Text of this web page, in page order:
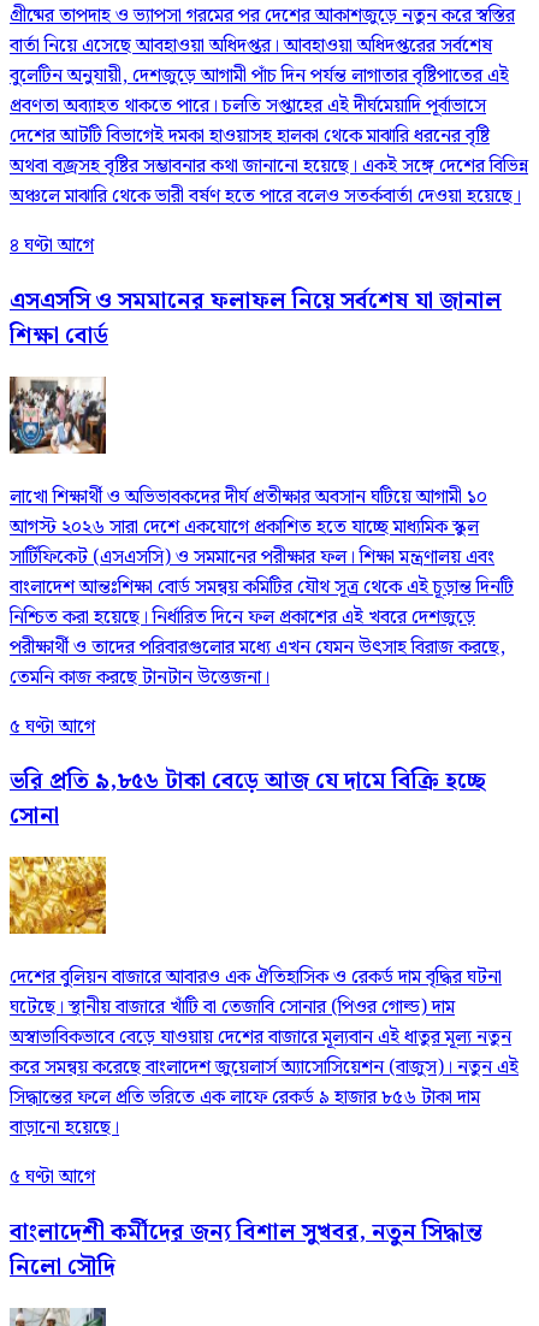
গ্রীষ্মের তাপদাহ ও ভ্যাপসা গরমের পর দেশের আকাশজুড়ে নতুন করে স্বস্তির
বার্তা নিয়ে এসেছে আবহাওয়া অধিদপ্তর। আবহাওয়া অধিদপ্তরের সর্বশেষ
বুলেটিন অনুযায়ী, দেশজুড়ে আগামী পাঁচ দিন পর্যন্ত লাগাতার বৃষ্টিপাতের এই
প্রবণতা অব্যাহত থাকতে পারে। চলতি সপ্তাহের এই দীর্ঘমেয়াদি পূর্বাভাসে
দেশের আটটি বিভাগেই দমকা হাওয়াসহ হালকা থেকে মাঝারি ধরনের বৃষ্টি
অথবা বজ্রসহ বৃষ্টির সম্ভাবনার কথা জানানো হয়েছে। একই সঙ্গে দেশের বিভিন্ন
অঞ্চলে মাঝারি থেকে ভারী বর্ষণ হতে পারে বলেও সতর্কবার্তা দেওয়া হয়েছে।
৪ ঘণ্টা আগে
এসএসসি ও সমমানের ফলাফল নিয়ে সর্বশেষ যা জানাল
শিক্ষা বোর্ড
লাখো শিক্ষার্থী ও অভিভাবকদের দীর্ঘ প্রতীক্ষার অবসান ঘটিয়ে আগামী ১০
আগস্ট ২০২৬ সারা দেশে একযোগে প্রকাশিত হতে যাচ্ছে মাধ্যমিক স্কুল
সার্টিফিকেট (এসএসসি) ও সমমানের পরীক্ষার ফল। শিক্ষা মন্ত্রণালয় এবং
বাংলাদেশ আন্তঃশিক্ষা বোর্ড সমন্বয় কমিটির যৌথ সূত্র থেকে এই চূড়ান্ত দিনটি
নিশ্চিত করা হয়েছে। নির্ধারিত দিনে ফল প্রকাশের এই খবরে দেশজুড়ে
পরীক্ষার্থী ও তাদের পরিবারগুলোর মধ্যে এখন যেমন উৎসাহ বিরাজ করছে,
তেমনি কাজ করছে টানটান উত্তেজনা।
৫ ঘণ্টা আগে
ভরি প্রতি ৯,৮৫৬ টাকা বেড়ে আজ যে দামে বিক্রি হচ্ছে
সোনা
দেশের বুলিয়ন বাজারে আবারও এক ঐতিহাসিক ও রেকর্ড দাম বৃদ্ধির ঘটনা
ঘটেছে। স্থানীয় বাজারে খাঁটি বা তেজাবি সোনার (পিওর গোল্ড) দাম
অস্বাভাবিকভাবে বেড়ে যাওয়ায় দেশের বাজারে মূল্যবান এই ধাতুর মূল্য নতুন
করে সমন্বয় করেছে বাংলাদেশ জুয়েলার্স অ্যাসোসিয়েশন (বাজুস)। নতুন এই
সিদ্ধান্তের ফলে প্রতি ভরিতে এক লাফে রেকর্ড ৯ হাজার ৮৫৬ টাকা দাম
বাড়ানো হয়েছে।
৫ ঘণ্টা আগে
বাংলাদেশী কর্মীদের জন্য বিশাল সুখবর, নতুন সিদ্ধান্ত
নিলো সৌদি